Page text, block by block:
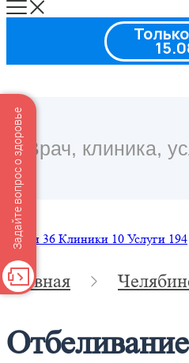
Врачи 36 Клиники 10 Услуги 194
Главная
Задайте вопрос о здоровье